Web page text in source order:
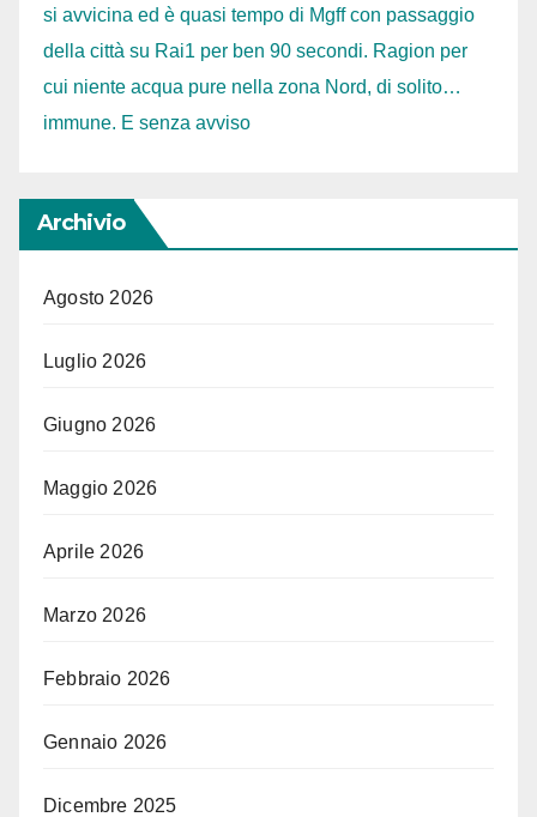
si avvicina ed è quasi tempo di Mgff con passaggio
della città su Rai1 per ben 90 secondi. Ragion per
cui niente acqua pure nella zona Nord, di solito…
immune. E senza avviso
Archivio
Agosto 2026
Luglio 2026
Giugno 2026
Maggio 2026
Aprile 2026
Marzo 2026
Febbraio 2026
Gennaio 2026
Dicembre 2025